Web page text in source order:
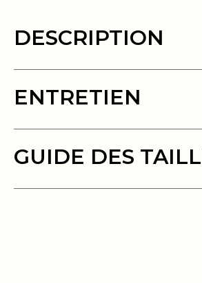
DESCRIPTION
ENTRETIEN
GUIDE DES